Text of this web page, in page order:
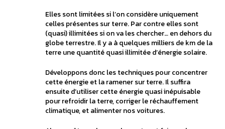
Elles sont limitées si l’on considère uniquement
celles présentes sur terre. Par contre elles sont
(quasi) illimitées si on va les chercher… en dehors du
globe terrestre. Il y a à quelques milliers de km de la
terre une quantité quasi illimitée d’énergie solaire.
Développons donc les techniques pour concentrer
cette énergie et la ramener sur terre. Il suffira
ensuite d’utiliser cette énergie quasi inépuisable
pour refroidir la terre, corriger le réchauffement
climatique, et alimenter nos voitures.